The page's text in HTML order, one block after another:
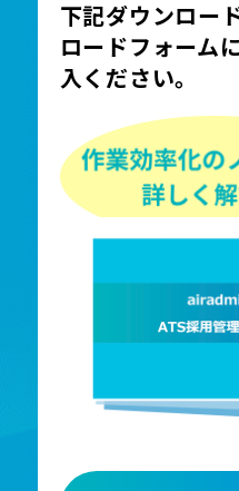
下記ダウンロー
ロードフォーム
入ください。